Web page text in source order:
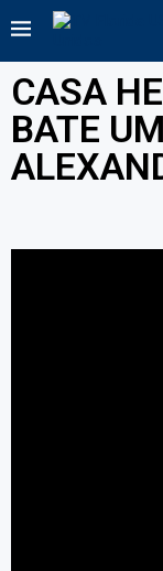
CASA
BATE